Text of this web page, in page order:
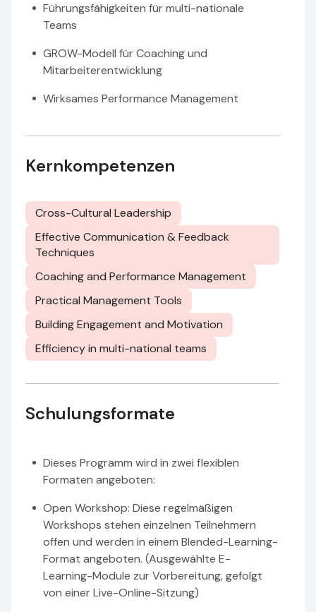
Führungsfähigkeiten für multi-nationale
Teams
GROW-Modell für Coaching und
Mitarbeiterentwicklung
Wirksames Performance Management
Kernkompetenzen
Cross-Cultural Leadership
Effective Communication & Feedback
Techniques
Coaching and Performance Management
Practical Management Tools
Building Engagement and Motivation
Efficiency in multi-national teams
Schulungsformate
Dieses Programm wird in zwei flexiblen
Formaten angeboten:
Open Workshop: Diese regelmäßigen
Workshops stehen einzelnen Teilnehmern
offen und werden in einem Blended-Learning-
Format angeboten. (Ausgewählte E-
Learning-Module zur Vorbereitung, gefolgt
von einer Live-Online-Sitzung)